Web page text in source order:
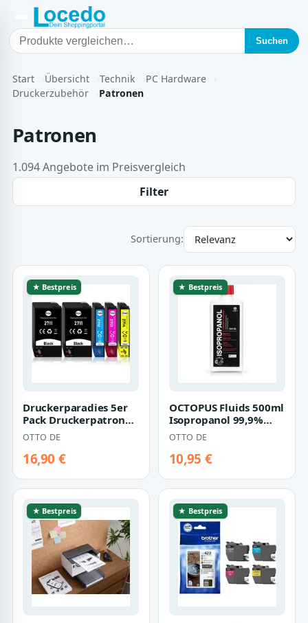
Suchen
Start Übersicht Technik
PC Hardware
Druckerzubehör
Patronen
Patronen
1.094 Angebote im Preisvergleich
Filter
Sortierung:
★ Bestpreis
Druckerparadies 5er
Pack Druckerpatronen
27 27XL kompatibel
mit Epson…
OTTO DE
16,90 €
★ Bestpreis
OCTOPUS Fluids 500ml
Isopropanol 99,9%
Isopropylalkohol 2-
Propanol IPA…
OTTO DE
10,95 €
★ Bestpreis ★ Bestpreis